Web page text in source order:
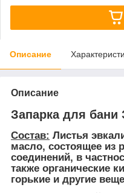
Описание
Описание
Запарка для
Состав: Листья
масло, состоящее из
соединений, в
также органические
горькие и другие